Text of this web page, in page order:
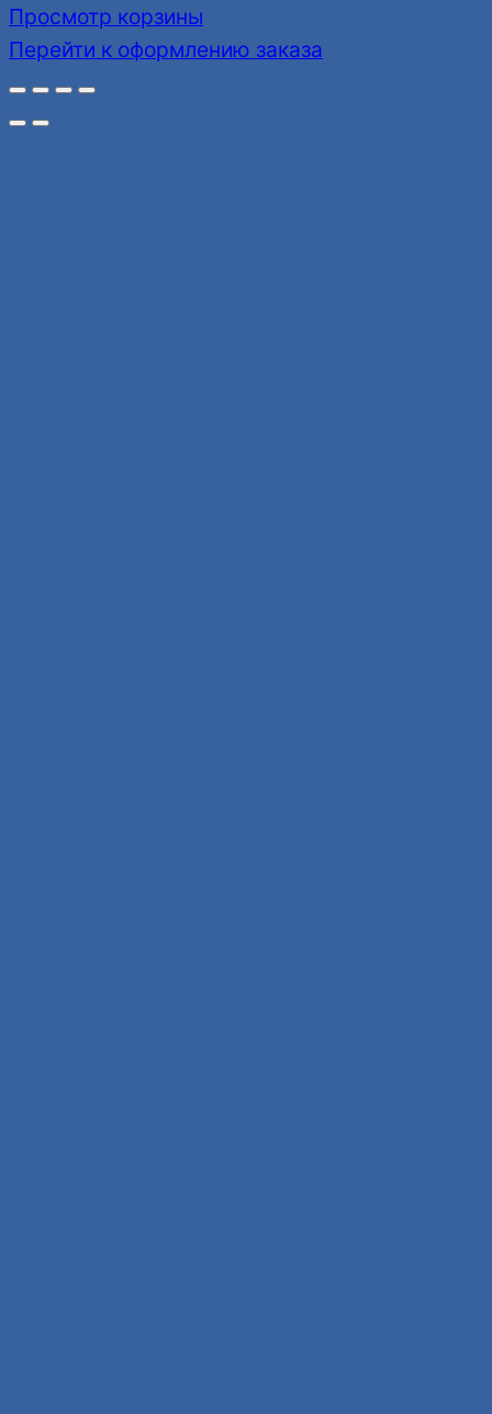
Товары
в
корзине
Просмотр корзины
Перейти к оформлению заказа